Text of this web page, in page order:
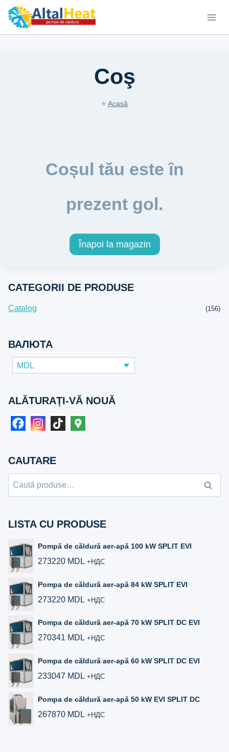
Coş
⭐ Acasă
Coșul tău este în
prezent gol.
Înapoi la magazin
CATEGORII DE PRODUSE
Catalog (156)
ВАЛЮТА
MDL
ALĂTURAȚI-VĂ NOUĂ
CAUTARE
Caută
LISTA CU PRODUSE
Pompă de căldură aer-apă 100 kW SPLIT EVI
273220 MDL +НДС
Pompa de căldură aer-apă 84 kW SPLIT EVI
273220 MDL +НДС
Pompa de căldură aer-apă 70 kW SPLIT DC EVI
270341 MDL +НДС
Pompa de căldură aer‑apă 60 kW SPLIT DC EVI
233047 MDL +НДС
Pompa de căldură aer‑apă 50 kW EVI SPLIT DC
267870 MDL +НДС